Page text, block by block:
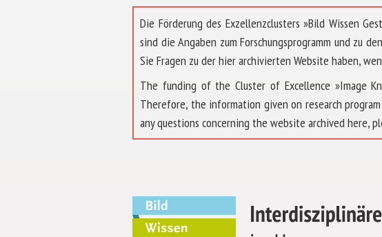
Die Förderung des Exzellenzclusters »Bild Wissen
sind die Angaben zum Forschungsprogramm und zu
Sie Fragen zu der hier archivierten Website haben,
The funding of the Cluster of Excellence »Image
Therefore, the information given on research
any questions concerning the website archived here,